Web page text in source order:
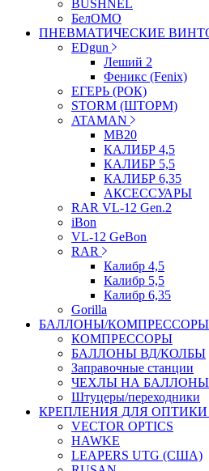
BUSHNEL
БелОМО
ПНЕВМАТИЧЕСКИЕ
EDgun
Леший 2
Феникс (Fenix)
ЕГЕРЬ (РОК)
STORM (ШТОРМ)
ATAMAN
МВ20
КАЛИБР 4,5
КАЛИБР 5,5
КАЛИБР 6,35
АКСЕССУАРЫ
RAR VL-12 Gen.2
iBon
VL-12 GeBon
RAR
Калибр 4,5
Калибр 5,5
Калибр 6,35
Gorilla
БАЛЛОНЫ/
КОМПРЕССОРЫ
БАЛЛОНЫ ВД/КОЛБЫ
Заправочные станции
ЧЕХЛЫ НА БАЛЛОНЫ
Штуцеры/переходники
КРЕПЛЕНИЯ ДЛЯ ОПТИКИ
VECTOR OPTICS
HAWKE
LEAPERS UTG (США)